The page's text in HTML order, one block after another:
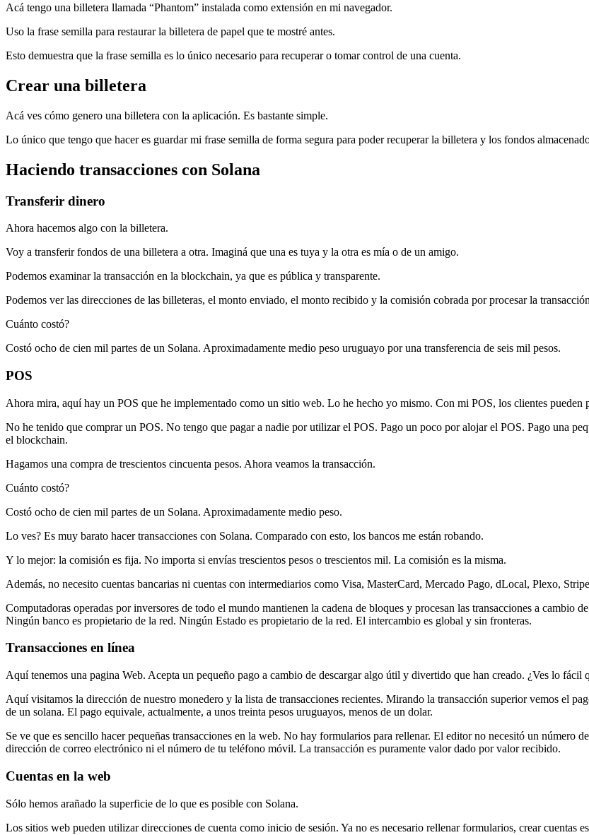
Acá tengo una billetera llamada “Phantom” instalada como extensión en mi navegador.
Uso la frase semilla para restaurar la billetera de papel que te mostré antes.
Esto demuestra que la frase semilla es lo único necesario para recuperar o tomar control de una cuenta.
Crear una billetera
Acá ves cómo genero una billetera con la aplicación. Es bastante simple.
Lo único que tengo que hacer es guardar mi frase semilla de forma segura para poder recuperar la billetera y los fondos
Haciendo transacciones con Solana
Transferir dinero
Ahora hacemos algo con la billetera.
Voy a transferir fondos de una billetera a otra. Imaginá que una es tuya y la otra es mía o de un amigo.
Podemos examinar la transacción en la blockchain, ya que es pública y transparente.
Podemos ver las direcciones de las billeteras, el monto enviado, el monto recibido y la comisión cobrada por procesar la
Cuánto costó?
Costó ocho de cien mil partes de un Solana. Aproximadamente medio peso uruguayo por una transferencia de seis mil pesos.
POS
Ahora mira, aquí hay un POS que he implementado como un sitio web. Lo he hecho yo mismo. Con mi POS, los clientes pueden
No he tenido que comprar un POS. No tengo que pagar a nadie por utilizar el POS. Pago un poco por alojar el POS. Pago una
el blockchain.
Hagamos una compra de trescientos cincuenta pesos. Ahora veamos la transacción.
Cuánto costó?
Costó ocho de cien mil partes de un Solana. Aproximadamente medio peso.
Lo ves? Es muy barato hacer transacciones con Solana. Comparado con esto, los bancos me están robando.
Y lo mejor: la comisión es fija. No importa si envías trescientos pesos o trescientos mil. La comisión es la misma.
Además, no necesito cuentas bancarias ni cuentas con intermediarios como Visa, MasterCard, Mercado Pago, dLocal, Plexo,
Computadoras operadas por inversores de todo el mundo mantienen la cadena de bloques y procesan las transacciones a cambio
Ningún banco es propietario de la red. Ningún Estado es propietario de la red. El intercambio es global y sin fronteras.
Transacciones en línea
Aquí tenemos una pagina Web. Acepta un pequeño pago a cambio de descargar algo útil y divertido que han creado. ¿Ves lo fácil
Aquí visitamos la dirección de nuestro monedero y la lista de transacciones recientes. Mirando la transacción superior vemos el
de un solana. El pago equivale, actualmente, a unos treinta pesos uruguayos, menos de un dolar.
Se ve que es sencillo hacer pequeñas transacciones en la web. No hay formularios para rellenar. El editor no necesitó un número
dirección de correo electrónico ni el número de tu teléfono móvil. La transacción es puramente valor dado por valor recibido.
Cuentas en la web
Sólo hemos arañado la superficie de lo que es posible con Solana.
Los sitios web pueden utilizar direcciones de cuenta como inicio de sesión. Ya no es necesario rellenar formularios, crear cuentas